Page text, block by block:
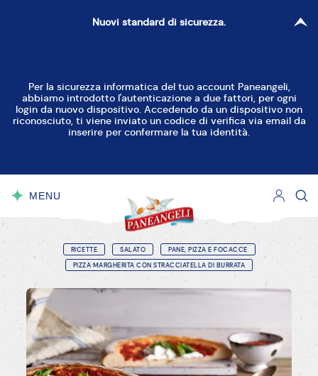
Nuovi standard di sicurezza.
Per la sicurezza informatica del tuo account Paneangeli,
abbiamo introdotto l'autenticazione a due fattori, per ogni
login da nuovo dispositivo. Accedendo da un dispositivo non
riconosciuto, ti viene inviato un codice di verifica via email da
inserire per confermare la tua identità.
MENU
RICETTE SALATO
PANE, PIZZA E FOCACCE
PIZZA MARGHERITA CON STRACCIATELLA DI BURRATA